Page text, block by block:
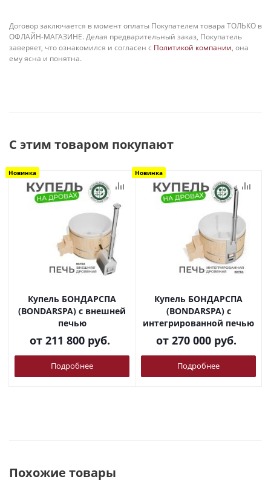
Договор заключается в момент оплаты Покупателем товара ТОЛЬКО в
ОФЛАЙН-МАГАЗИНЕ. Делая предварительный заказ, Покупатель
заверяет, что ознакомился и согласен с Политикой компании, она
ему ясна и понятна.
С этим товаром покупают
Новинка
Купель БОНДАРСПА
(BONDARSPA) с внешней
печью
от 211 800 руб.
Подробнее
Новинка
Купель БОНДАРСПА
(BONDARSPA) с
интегрированной печью
от 270 000 руб.
Подробнее
Похожие товары